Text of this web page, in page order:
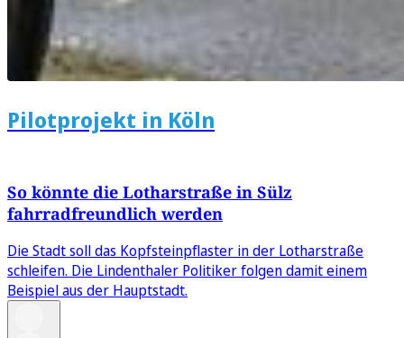
Pilotprojekt in Köln
So könnte die Lotharstraße in Sülz
fahrradfreundlich werden
Die Stadt soll das Kopfsteinpflaster in der Lotharstraße
schleifen. Die Lindenthaler Politiker folgen damit einem
Beispiel aus der Hauptstadt.